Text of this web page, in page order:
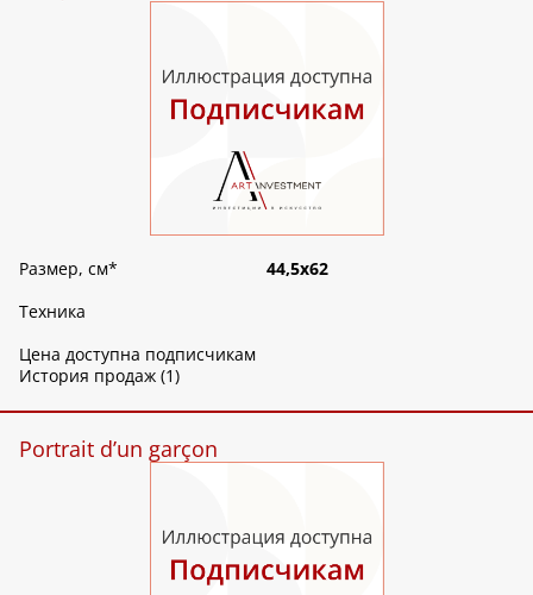
Размер, см*
44,5х62
Техника
Цена доступна подписчикам
История продаж (1)
Portrait d’un garçon